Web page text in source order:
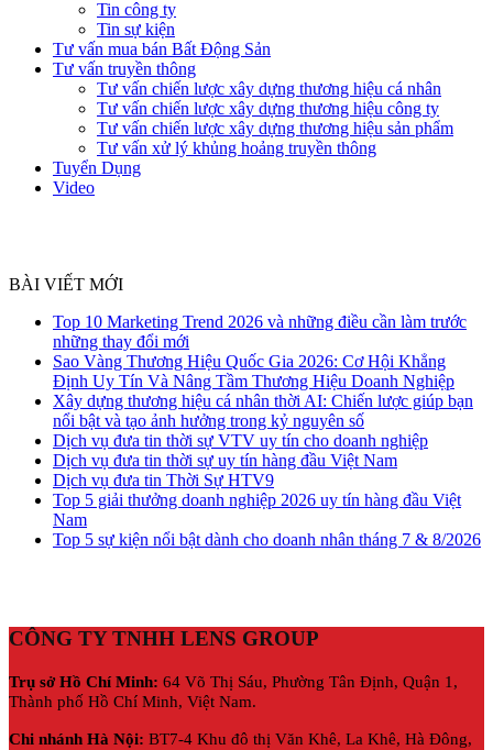
Tin công ty
Tin sự kiện
Tư vấn mua bán Bất Động Sản
Tư vấn truyền thông
Tư vấn chiến lược xây dựng thương hiệu cá nhân
Tư vấn chiến lược xây dựng thương hiệu công ty
Tư vấn chiến lược xây dựng thương hiệu sản phẩm
Tư vấn xử lý khủng hoảng truyền thông
Tuyển Dụng
Video
BÀI VIẾT MỚI
Top 10 Marketing Trend 2026 và những điều cần làm trước
những thay đổi mới
Sao Vàng Thương Hiệu Quốc Gia 2026: Cơ Hội Khẳng
Định Uy Tín Và Nâng Tầm Thương Hiệu Doanh Nghiệp
Xây dựng thương hiệu cá nhân thời AI: Chiến lược giúp bạn
nổi bật và tạo ảnh hưởng trong kỷ nguyên số
Dịch vụ đưa tin thời sự VTV uy tín cho doanh nghiệp
Dịch vụ đưa tin thời sự uy tín hàng đầu Việt Nam
Dịch vụ đưa tin Thời Sự HTV9
Top 5 giải thưởng doanh nghiệp 2026 uy tín hàng đầu Việt
Nam
Top 5 sự kiện nổi bật dành cho doanh nhân tháng 7 & 8/2026
CÔNG TY TNHH LENS GROUP
Trụ sở Hồ Chí Minh: 64 Võ Thị Sáu, Phường Tân Định, Quận 1,
Thành phố Hồ Chí Minh, Việt Nam.
Chi nhánh Hà Nội: BT7-4 Khu đô thị Văn Khê, La Khê, Hà Đông,